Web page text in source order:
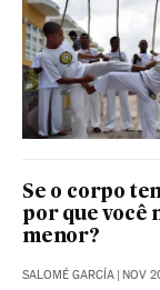
Se o corpo
por que você
menor?
SALOMÉ GARCÍA | NOV